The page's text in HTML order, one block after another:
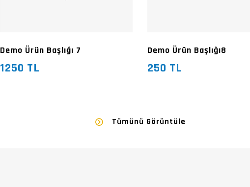
Demo Ürün Başlığı 7
1250 TL
Demo Ürün Başlığı8
250 TL
Tümünü Görüntüle